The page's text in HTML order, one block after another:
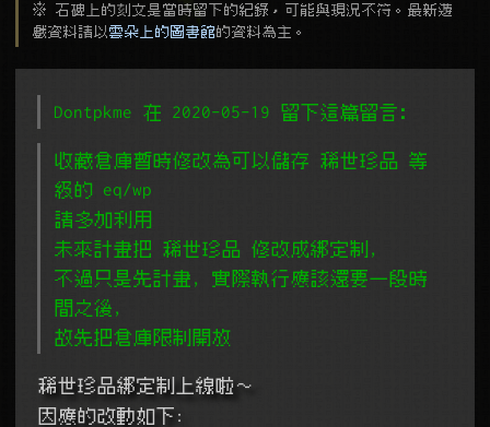
※ 石碑上的刻文是當時留下的紀錄，可能與現況不符。最新遊
戲資料請以 雲朵上的圖書館的資料為主。
Dontpkme 在 2020-05-19 留下這篇留言﹕
收藏倉庫暫時修改為可以儲存 稀世珍品 等
級的 eq/wp
請多加利用
未來計畫把 稀世珍品 修改成綁定制,
不過只是先計畫, 實際執行應該還要一段時
間之後,
故先把倉庫限制開放
稀世珍品綁定制上線啦～
因應的改動如下: